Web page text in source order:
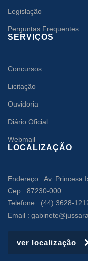
Legislação
Perguntas Frequentes
SERVIÇOS
Concursos
Licitação
Ouvidoria
Diário Oficial
Webmail
LOCALIZAÇÃO
Endereço : Av. Princesa
Cep : 87230-000
Telefone : (44) 3628-
Email :
ver localização